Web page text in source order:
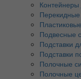
Контейнеры
Подвесные
Подставки
Подставки
Полочные
Полочные